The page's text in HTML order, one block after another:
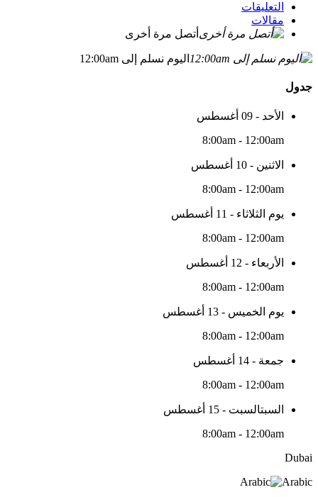
التعليقات
مقالات
أتصل مرة أخرى
اليوم نسلم إلى 12:00am
جدول
الأحد - 09 أغسطس
8:00am - 12:00am
الاثنين - 10 أغسطس
8:00am - 12:00am
يوم الثلاثاء - 11 أغسطس
8:00am - 12:00am
الأربعاء - 12 أغسطس
8:00am - 12:00am
يوم الخميس - 13 أغسطس
8:00am - 12:00am
جمعة - 14 أغسطس
8:00am - 12:00am
السبتالسبت - 15 أغسطس
8:00am - 12:00am
Dubai
Arabic